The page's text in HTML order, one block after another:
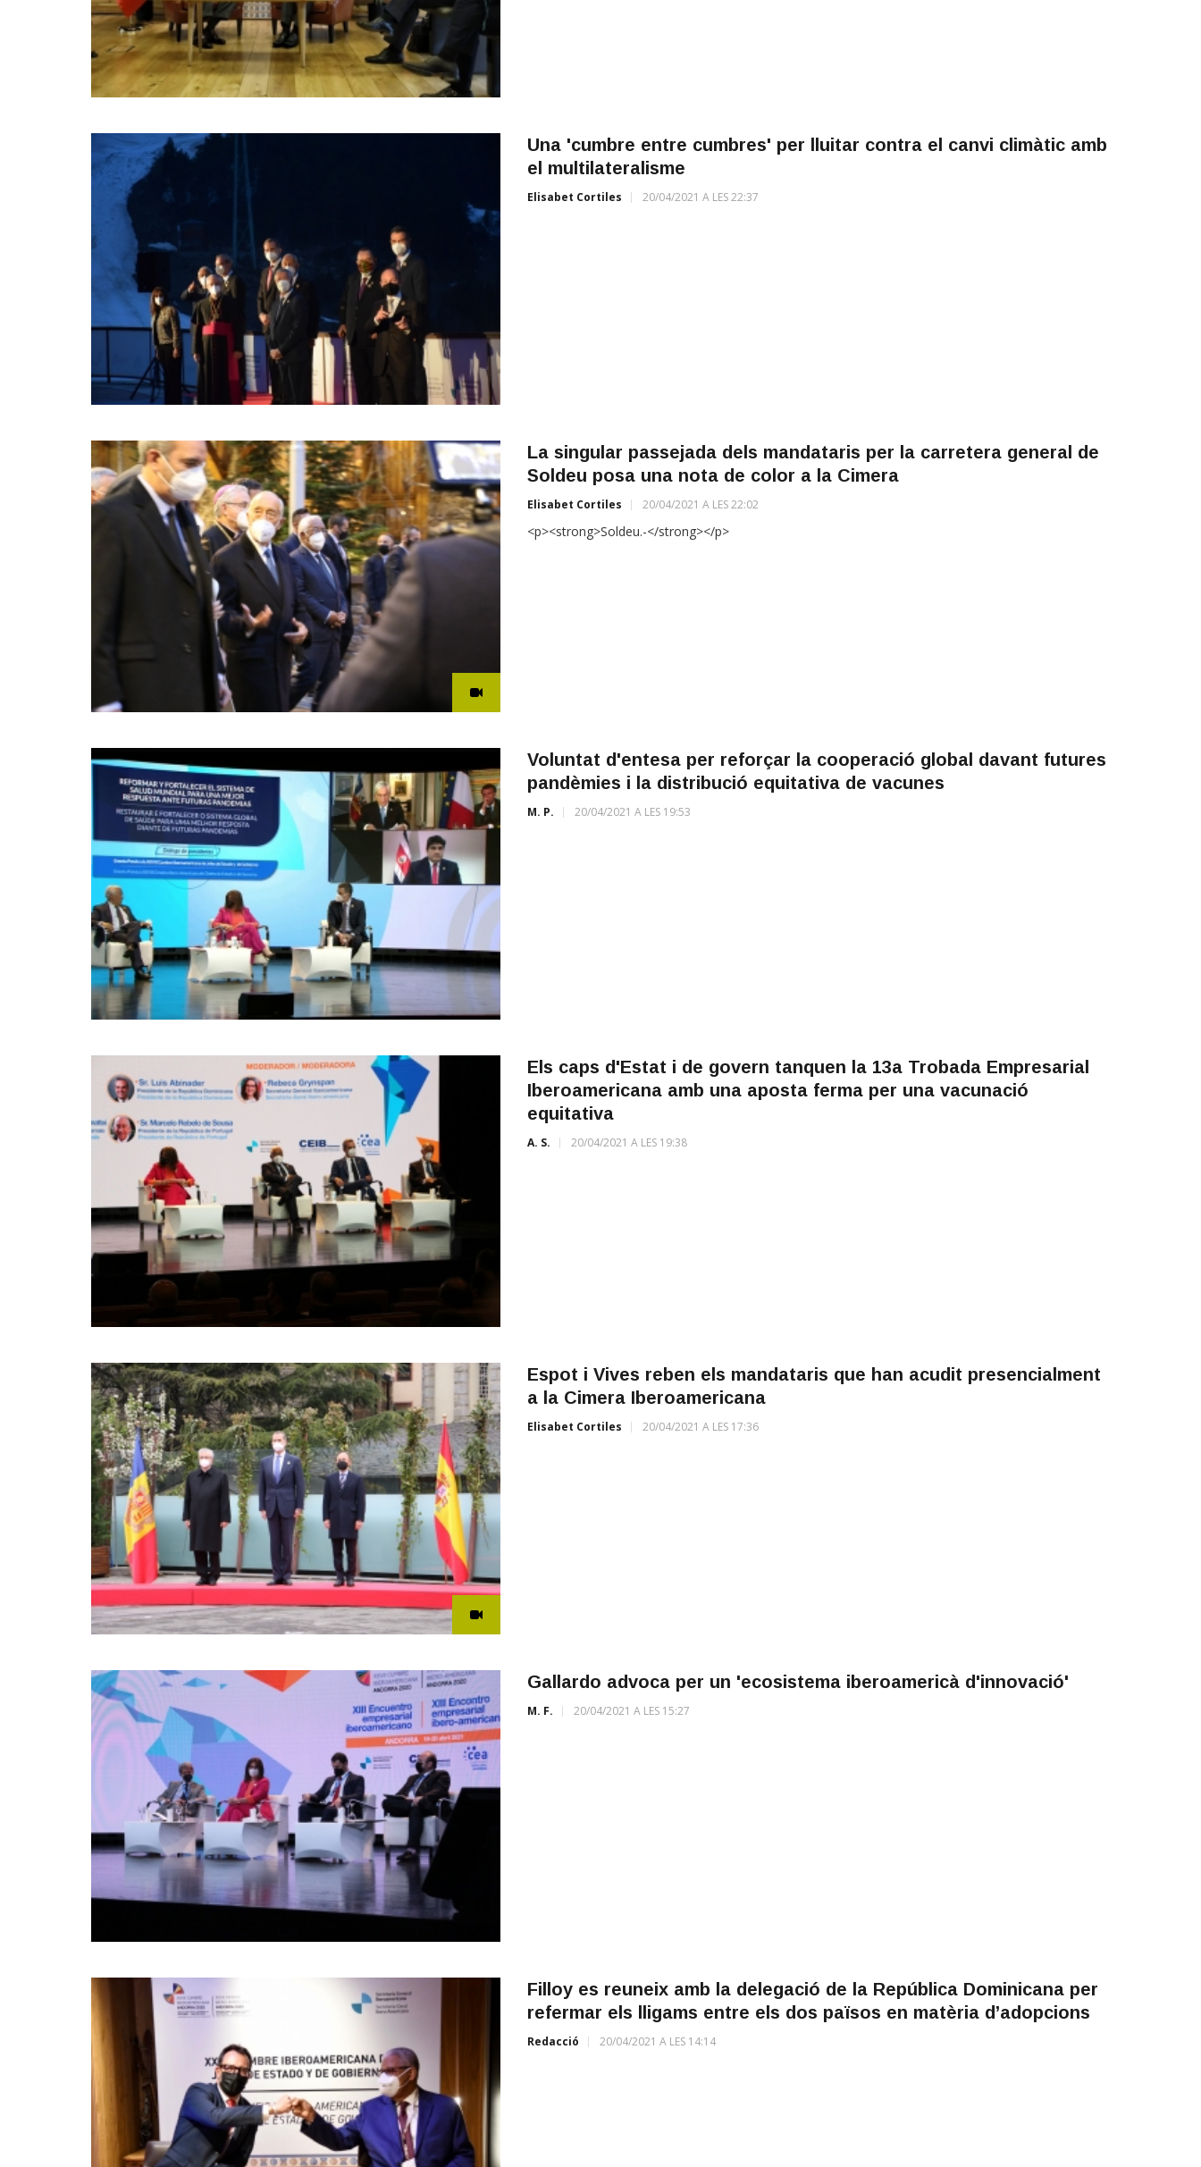
Una 'cumbre entre cumbres' per lluitar contra el canvi climàtic amb
el multilateralisme
Elisabet Cortiles 20/04/2021 A LES 22:37
La singular passejada dels mandataris per la carretera general de
Soldeu posa una nota de color a la Cimera
Elisabet Cortiles 20/04/2021 A LES 22:02
<p><strong>Soldeu.-</strong></p>
Voluntat d'entesa per reforçar la cooperació global davant futures
pandèmies i la distribució equitativa de vacunes
M. P. 20/04/2021 A LES 19:53
Els caps d'Estat i de govern tanquen la 13a Trobada Empresarial
Iberoamericana amb una aposta ferma per una vacunació
equitativa
A. S. 20/04/2021 A LES 19:38
Espot i Vives reben els mandataris que han acudit presencialment
a la Cimera Iberoamericana
Elisabet Cortiles 20/04/2021 A LES 17:36
Gallardo advoca per un 'ecosistema iberoamericà d'innovació'
M. F. 20/04/2021 A LES 15:27
Filloy es reuneix amb la delegació de la República Dominicana per
refermar els lligams entre els dos països en matèria d’adopcions
Redacció 20/04/2021 A LES 14:14